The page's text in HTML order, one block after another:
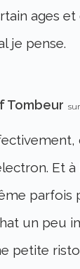
ages et
je pense.
Tombeur
Et à
parfois
un peu
petite